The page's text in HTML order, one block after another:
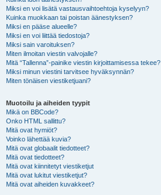
Miksi en voi lisätä vastausvaihtoehtoja kyselyyn?
Kuinka muokkaan tai poistan äänestyksen?
Miksi en pääse alueelle?
Miksi en voi liittää tiedostoja?
Miksi sain varoituksen?
Miten ilmoitan viestin valvojalle?
Mitä “Tallenna”-painike viestin kirjoittamisessa tekee?
Miksi minun viestini tarvitsee hyväksynnän?
Miten tönäisen viestiketjuani?
Muotoilu ja aiheiden tyypit
Mikä on BBCode?
Onko HTML sallittu?
Mitä ovat hymiöt?
Voinko lähettää kuvia?
Mitä ovat globaalit tiedotteet?
Mitä ovat tiedotteet?
Mitä ovat kiinnitetyt viestiketjut
Mitä ovat lukitut viestiketjut?
Mitä ovat aiheiden kuvakkeet?